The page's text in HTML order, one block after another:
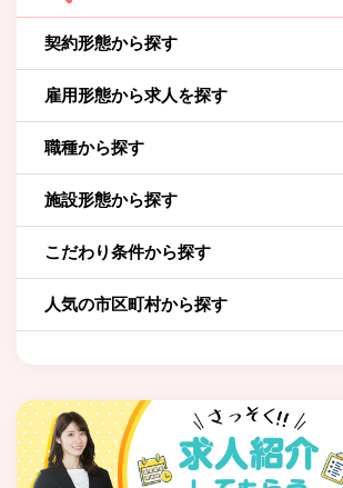
契約形態から探す
雇用形態から求人を探す
職種から探す
施設形態から探す
こだわり条件から探す
人気の市区町村から探す